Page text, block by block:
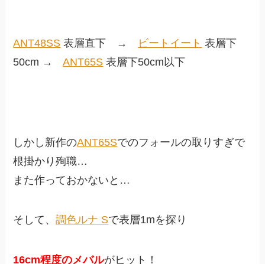
ANT48SS 表層直下 → ビートイート 表層下
50cm →ANT65S 表層下50cm以下
しかし新作のANT65Sでのフォールの取りすぎで
根掛かり殉職…
また作っておかないと…
そして、調色ルナ Sで表層1mを探り
16cm程度のメバルがヒット！